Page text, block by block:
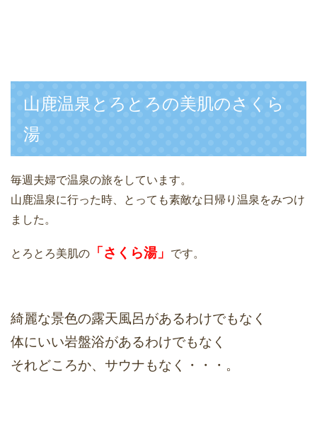
山鹿温泉とろとろの美肌のさくら
湯
毎週夫婦で温泉の旅をしています。
山鹿温泉に行った時、とっても素敵な日帰り温泉をみつけ
ました。
とろとろ美肌の 「さくら湯」 です。
綺麗な景色の露天風呂があるわけでもなく
体にいい岩盤浴があるわけでもなく
それどころか、サウナもなく・・・。